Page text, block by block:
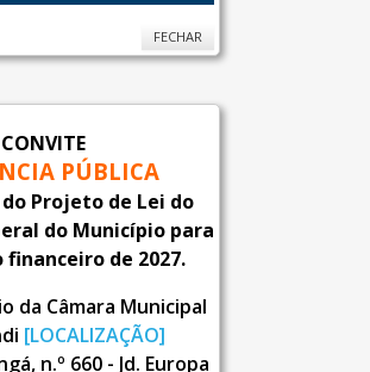
FECHAR
CONVITE
PÚBLICA
Projeto de Lei do
do Município para
financeiro de 2027.
da Câmara Municipal
[LOCALIZAÇÃO]
n.º 660 - Jd. Europa